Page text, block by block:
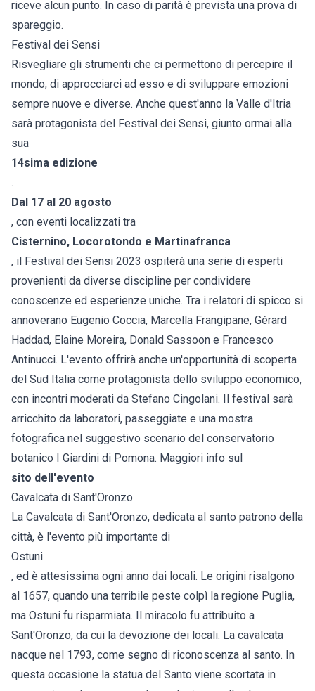
riceve alcun punto. In caso di parità è prevista una prova di
spareggio.
Festival dei Sensi
Risvegliare gli strumenti che ci permettono di percepire il
mondo, di approcciarci ad esso e di sviluppare emozioni
sempre nuove e diverse. Anche quest'anno la Valle d'Itria
sarà protagonista del Festival dei Sensi, giunto ormai alla
sua
14sima edizione
.
Dal 17 al 20 agosto
, con eventi localizzati tra
Cisternino, Locorotondo e Martinafranca
, il Festival dei Sensi 2023 ospiterà una serie di esperti
provenienti da diverse discipline per condividere
conoscenze ed esperienze uniche. Tra i relatori di spicco si
annoverano Eugenio Coccia, Marcella Frangipane, Gérard
Haddad, Elaine Moreira, Donald Sassoon e Francesco
Antinucci. L'evento offrirà anche un'opportunità di scoperta
del Sud Italia come protagonista dello sviluppo economico,
con incontri moderati da Stefano Cingolani. Il festival sarà
arricchito da laboratori, passeggiate e una mostra
fotografica nel suggestivo scenario del conservatorio
botanico I Giardini di Pomona. Maggiori info sul
sito dell'evento
Cavalcata di Sant'Oronzo
La Cavalcata di Sant'Oronzo, dedicata al santo patrono della
città, è l'evento più importante di
Ostuni
, ed è attesissima ogni anno dai locali. Le origini risalgono
al 1657, quando una terribile peste colpì la regione Puglia,
ma Ostuni fu risparmiata. Il miracolo fu attribuito a
Sant'Oronzo, da cui la devozione dei locali. La cavalcata
nacque nel 1793, come segno di riconoscenza al santo. In
questa occasione la statua del Santo viene scortata in